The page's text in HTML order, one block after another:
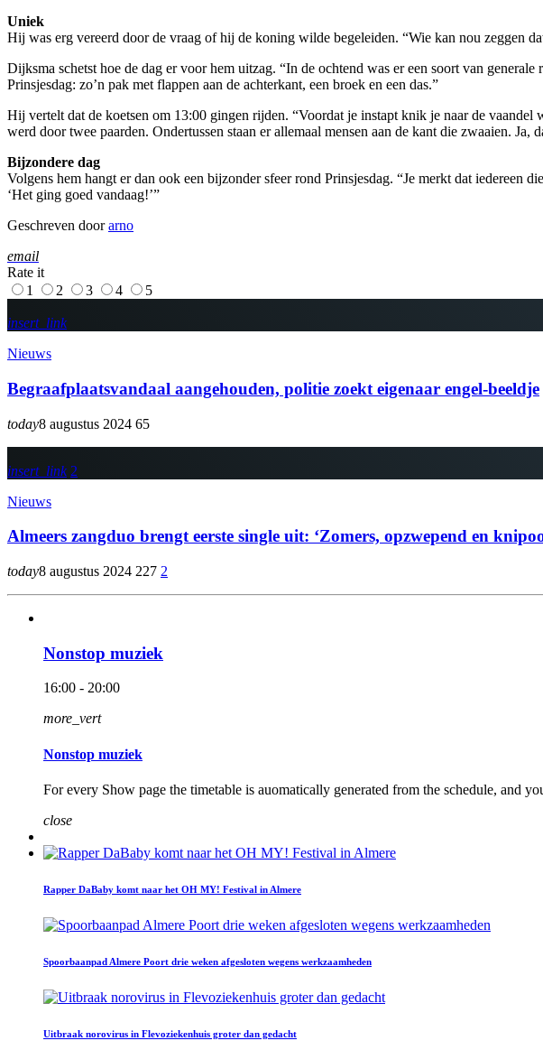
Uniek
Hij was erg vereerd door de vraag of hij de koning wilde begeleiden. “Wie kan nou zeggen
Dijksma schetst hoe de dag er voor hem uitzag. “In de ochtend was er een soort van
Prinsjesdag: zo’n pak met flappen aan de achterkant, een broek en een das.”
Hij vertelt dat de koetsen om 13:00 gingen rijden. “Voordat je instapt knik je naar de
werd door twee paarden. Ondertussen staan er allemaal mensen aan de kant die zwaaien.
Bijzondere dag
Volgens hem hangt er dan ook een bijzonder sfeer rond Prinsjesdag. “Je merkt dat
‘Het ging goed vandaag!’”
Geschreven doorarno
email
Rate it
1
2 3 4 5
insert_link
Nieuws
Begraafplaatsvandaal aangehouden, politie zoekt eigenaar engel-beeldje
today8 augustus 2024 65
insert_link 2
Nieuws
Almeers zangduo brengt eerste single uit: ‘Zomers, opzwepend en
today8 augustus 2024 227 2
Nonstop muziek
16:00 - 20:00
more_vert
Nonstop muziek
For every Show page the timetable is auomatically generated from the schedule, and
close
Rapper DaBaby komt naar het OH MY! Festival in Almere
Spoorbaanpad Almere Poort drie weken afgesloten wegens werkzaamheden
Uitbraak norovirus in Flevoziekenhuis groter dan gedacht